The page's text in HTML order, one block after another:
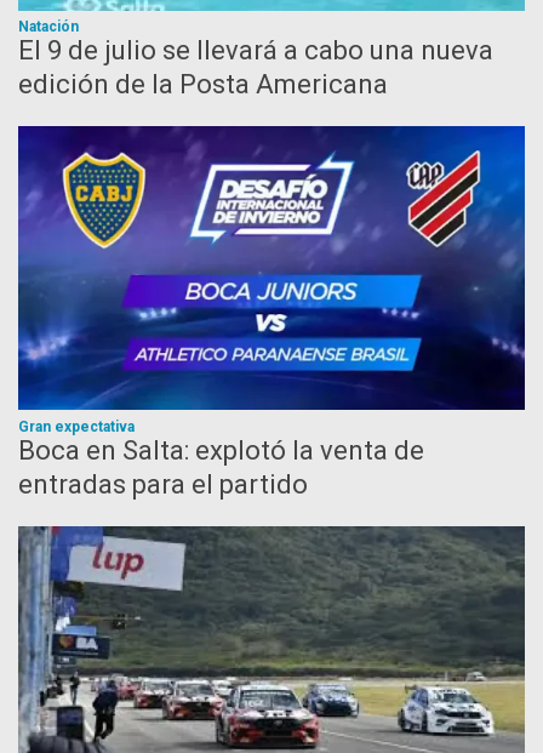
Natación
El 9 de julio se llevará a cabo una nueva
edición de la Posta Americana
Gran expectativa
Boca en Salta: explotó la venta de
entradas para el partido